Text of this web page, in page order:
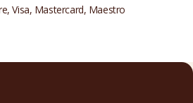
Visa, Mastercard, Maestro